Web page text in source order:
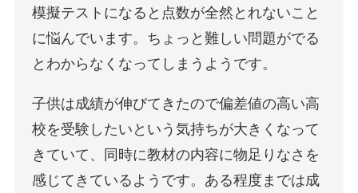
模擬テストになると点数が全然とれないこと
に悩んでいます。ちょっと難しい問題がでる
とわからなくなってしまうようです。
子供は成績が伸びてきたので偏差値の高い高
校を受験したいという気持ちが大きくなって
きていて、同時に教材の内容に物足りなさを
感じてきているようです。ある程度までは成